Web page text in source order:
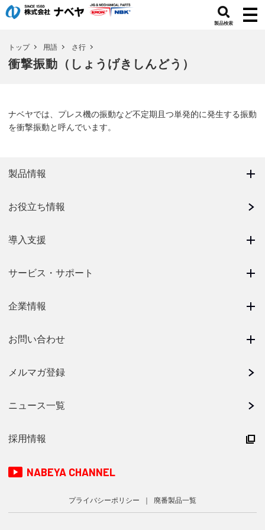
製品検索
トップ 用語 さ行
衝撃振動（しょうげきしんどう）
ナベヤでは、プレス機の振動など不定期且つ単発的に発生する振動
を衝撃振動と呼んでいます。
製品情報
お役立ち情報
導入支援
サービス・サポート
企業情報
お問い合わせ
メルマガ登録
ニュース一覧
採用情報
NABEYA CHANNEL
プライバシーポリシー 廃番製品一覧